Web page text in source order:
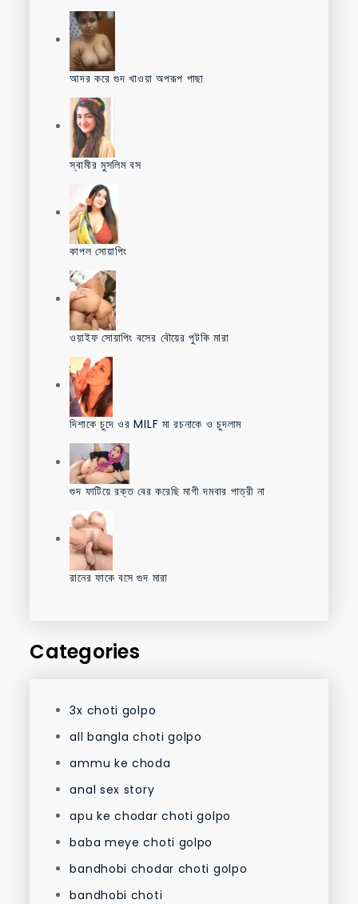
আদর করে গুদ খাওয়া অপরূপ পাছা
স্বামীর মুসলিম বস
কাপল সোয়াপিং
ওয়াইফ সোয়াপিং বসের বৌয়ের পুটকি মারা
দিশাকে চুদে ওর MILF মা রচনাকে ও চুদলাম
গুদ ফাটিয়ে রক্ত বের করেছি মাগী দমবার পাত্রী না
রানের ফাকে বসে গুদ মারা
Categories
3x choti golpo
all bangla choti golpo
ammu ke choda
anal sex story
apu ke chodar choti golpo
baba meye choti golpo
bandhobi chodar choti golpo
bandhobi choti